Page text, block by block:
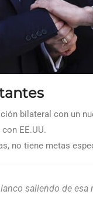
bilateral con un
EE.UU.
no tiene metas
saliendo de esa